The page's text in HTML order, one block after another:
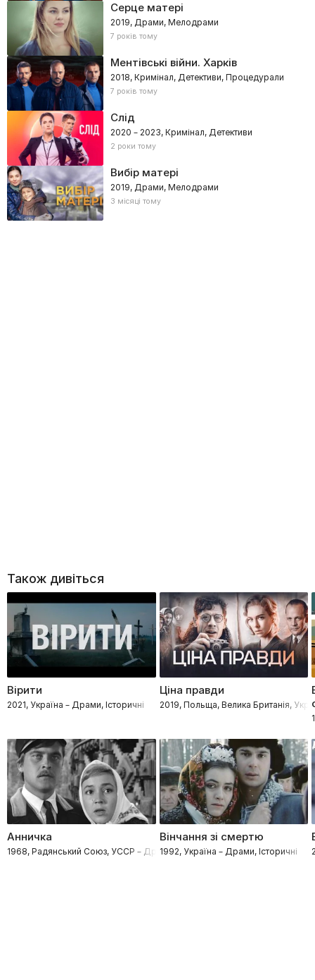
Серце матері
2019, Драми, Мелодрами
7 років тому
Ментівські війни. Харків
2018, Кримінал, Детективи, Процедурали
7 років тому
Слід
2020 – 2023, Кримінал, Детективи
2 роки тому
Вибір матері
2019, Драми, Мелодрами
3 місяці тому
Також дивіться
Вірити
2021, Україна – Драми, Історичні
Ціна правди
2019, Польща, Велика Британія,
Анничка
1968, Радянський Союз, УССР – Драми
Вінчання зі смертю
1992, Україна – Драми, Історичні